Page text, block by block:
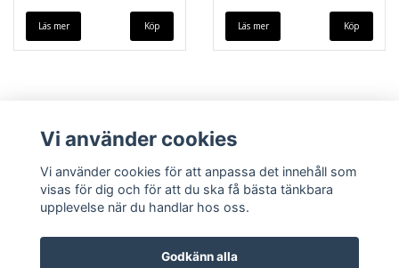
Läs mer Läs mer
Köpvillkor Kontakt
Vi använder cookies
Vi använder cookies för att anpassa det innehåll som
visas för dig och för att du ska få bästa tänkbara
upplevelse när du handlar hos oss.
Godkänn alla